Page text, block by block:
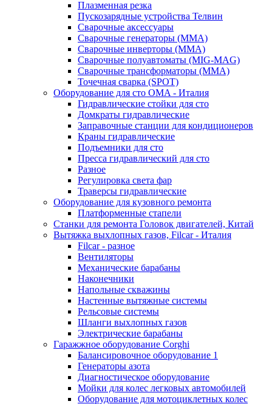
Плазменная резка
Пускозарядные устройства Телвин
Сварочные аксессуары
Сварочные генераторы (MMA)
Сварочные инверторы (MMA)
Сварочные полуавтоматы (MIG-MAG)
Сварочные трансформаторы (MMA)
Точечная сварка (SPOT)
Оборудование для сто OMA - Италия
Гидравлические стойки для сто
Домкраты гидравлические
Заправочные станции для кондиционеров
Краны гидравлические
Подъемники для сто
Пресса гидравлический для сто
Разное
Регулировка света фар
Траверсы гидравлические
Оборудование для кузовного ремонта
Платформенные стапели
Станки для ремонта Головок двигателей, Китай
Вытяжка выхлопных газов, Filcar - Италия
Filcar - разное
Вентиляторы
Механические барабаны
Наконечники
Напольные скважины
Настенные вытяжные системы
Рельсовые системы
Шланги выхлопных газов
Электрические барабаны
Гаражжное оборудование Corghi
Балансировочное оборудование 1
Генераторы азота
Диагностическое оборудование
Мойки для колес легковых автомобилей
Оборудование для мотоциклетных колес